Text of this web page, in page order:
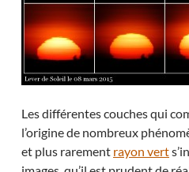
Les différentes couches qui
l’origine de nombreux
et plus rarement rayon vert